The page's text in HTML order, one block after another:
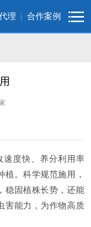
理 合作案例
速度快、养分利用率
。科学规范施用，
稳固植株长势，还能
害能力，为作物高质